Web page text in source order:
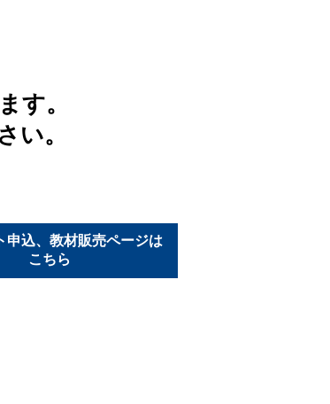
す。
い。
申込、教材販売ページは
こちら